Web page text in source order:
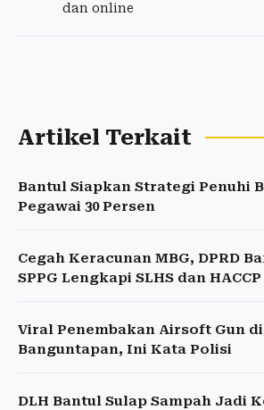
dan online
Artikel Terkait
Bantul Siapkan Strategi Penuhi
Pegawai 30 Persen
Cegah Keracunan MBG, DPRD
SPPG Lengkapi SLHS dan HACCP
Viral Penembakan Airsoft Gun
Banguntapan, Ini Kata Polisi
DLH Bantul Sulap Sampah Jadi